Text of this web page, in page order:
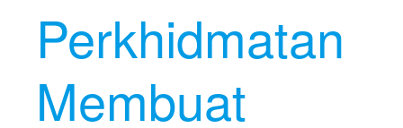
Perkhidmatan
Membuat